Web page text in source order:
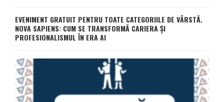
EVENIMENT GRATUIT PENTRU TOATE CATEGORIILE DE VÂRSTĂ.
NOVA SAPIENS: CUM SE TRANSFORMĂ CARIERA ȘI
PROFESIONALISMUL ÎN ERA AI